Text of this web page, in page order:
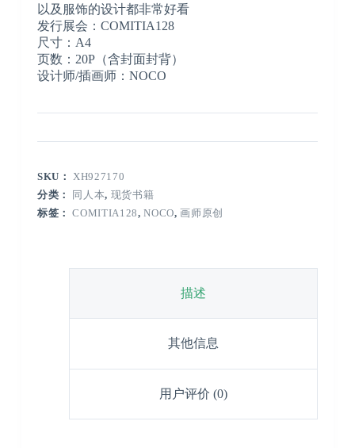
以及服饰的设计都非常好看
发行展会：COMITIA128
尺寸：A4
页数：20P（含封面封背）
设计师/插画师：NOCO
SKU： XH927170
分类： 同人本, 现货书籍
标签：COMITIA128,NOCO,画师原创
描述
其他信息
用户评价 (0)